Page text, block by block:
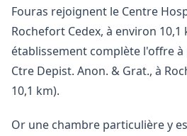
Fouras rejoignent le Centre
Rochefort Cedex, à environ 10,1
établissement complète l'offre à
Ctre Depist. Anon. & Grat., à
10,1 km).
Or une chambre particulière y